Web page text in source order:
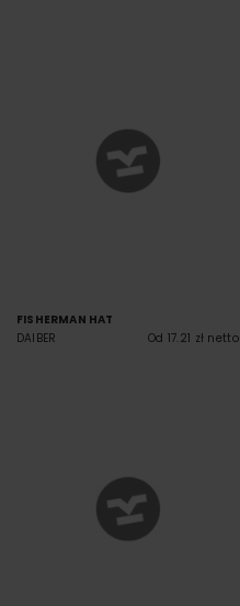
FISHERMAN HAT
DAIBER
Od 17.21 zł netto